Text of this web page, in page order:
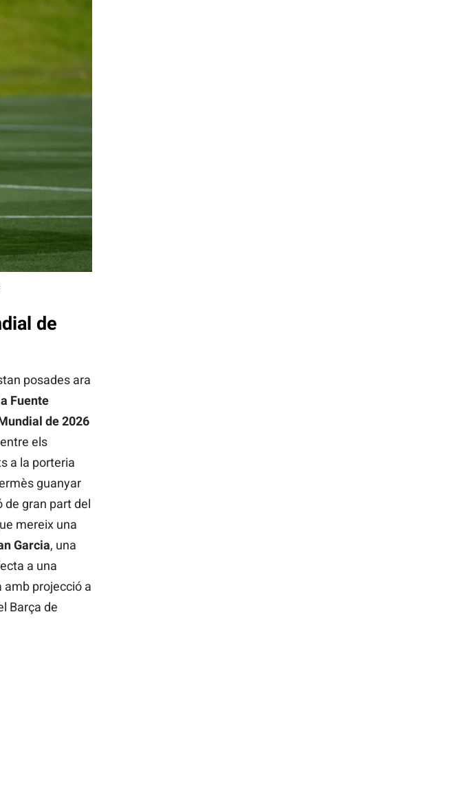
de
posades ara
Fuente
de 2026
els
a la porteria
guanyar
de gran part del
mereix una
Garcia, una
a una
amb projecció a
Barça de